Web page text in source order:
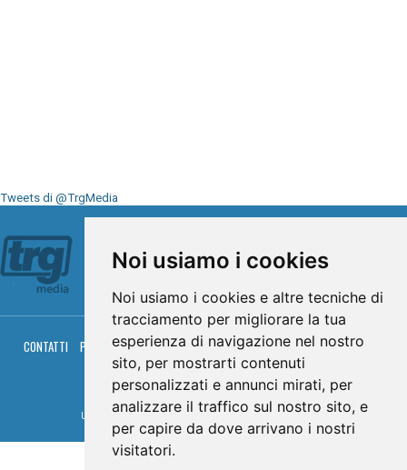
Noi usiamo i cookies
Noi usiamo i cookies e altre tecniche di
tracciamento per migliorare la tua
esperienza di navigazione nel nostro
sito, per mostrarti contenuti
personalizzati e annunci mirati, per
analizzare il traffico sul nostro sito, e
per capire da dove arrivano i nostri
visitatori.
Tweets di @TrgMedia
CONTATTI PRIVACY COOKIES PALINSESTO DIRETTA TV
DIRETTA RADIO
RGM HITRADIO
© TRG Media 2005-2026
Umbria Televisioni s.r.l. - P.I.00496230541 - www.trgmedia.it - Powered by